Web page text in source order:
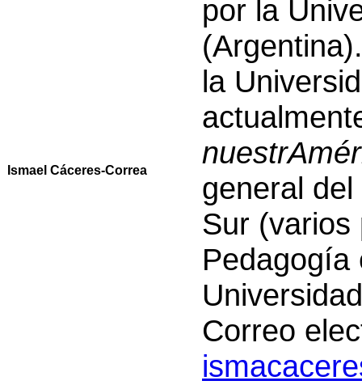
Ismael Cáceres-Correa
por la
la
general
Sur (varios
Pedagogía
Correo